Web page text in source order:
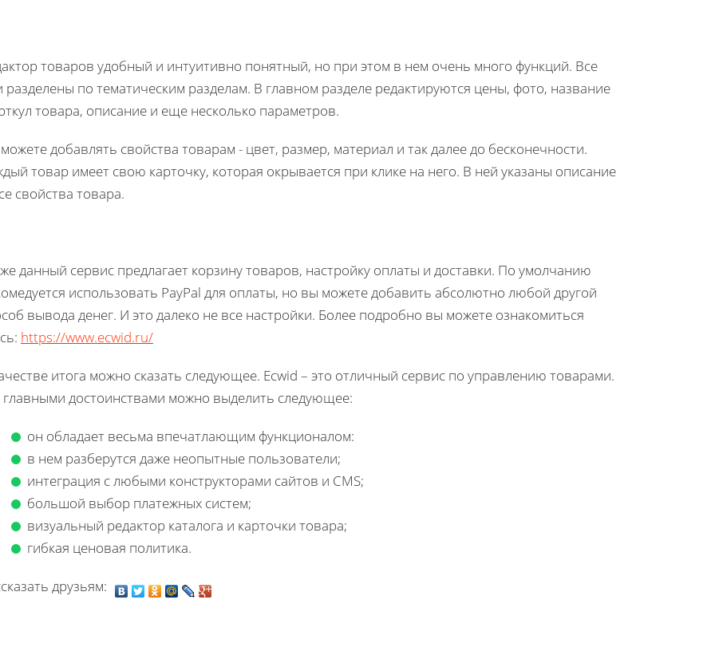
товаров удобный и интуитивно понятный, но при этом в нем очень много функций. Все
разделены по тематическим разделам. В главном разделе редактируются цены, фото, название
товара, описание и еще несколько параметров.
добавлять свойства товарам - цвет, размер, материал и так далее до бесконечности.
товар имеет свою карточку, которая окрывается при клике на него. В ней указаны описание
свойства товара.
данный сервис предлагает корзину товаров, настройку оплаты и доставки. По умолчанию
использовать PayPal для оплаты, но вы можете добавить абсолютно любой другой
вывода денег. И это далеко не все настройки. Более подробно вы можете ознакомиться
https://www.ecwid.ru/
итога можно сказать следующее. Ecwid – это отличный сервис по управлению товарами.
главными достоинствами можно выделить следующее:
он обладает весьма впечатлающим функционалом:
в нем разберутся даже неопытные пользователи;
интеграция с любыми конструкторами сайтов и CMS;
большой выбор платежных систем;
визуальный редактор каталога и карточки товара;
гибкая ценовая политика.
друзьям: